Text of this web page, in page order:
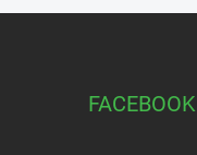
FACEBOOK